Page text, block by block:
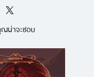
วาระที่ house RCA
บการรวมบทความ
ขียน x 50 นักวาด
าช่วยกันเล่าเรื่องและ
น่าจะชอบ